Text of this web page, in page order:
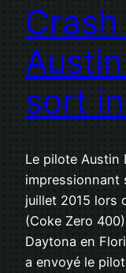
Crash
Austin
sort
Le pilote Austin
impressionnant
juillet 2015 lors
(Coke Zero
Daytona en
a envoyé le